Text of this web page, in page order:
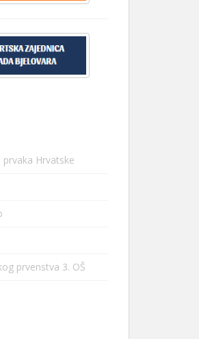
Hrvatske
prvenstva 3. OŠ